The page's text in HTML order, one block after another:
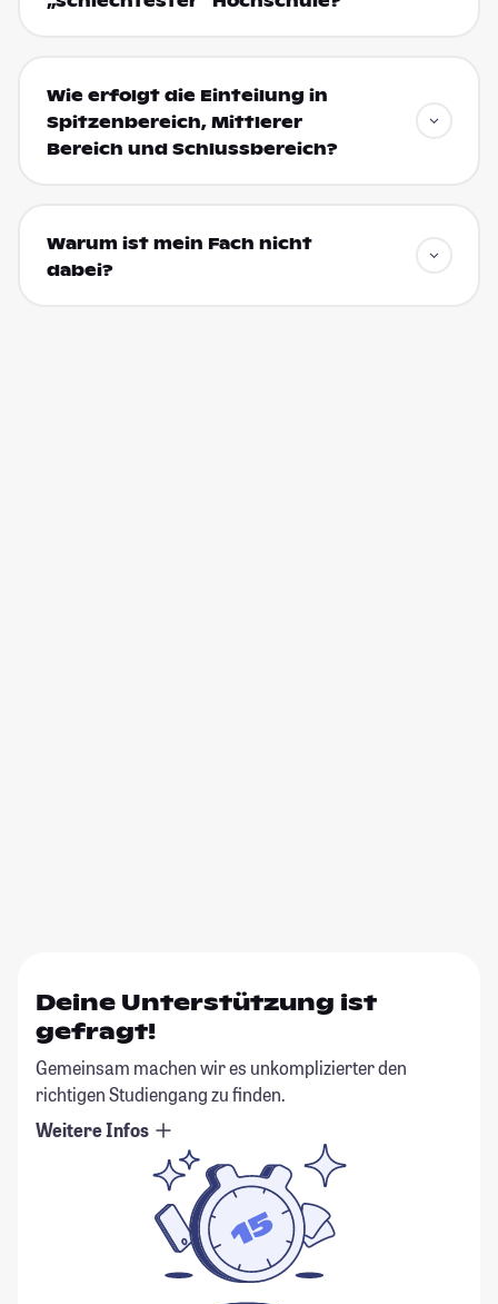
Wie erfolgt die Einteilung in
Spitzenbereich, Mittlerer
Bereich und Schlussbereich?
Warum ist mein Fach nicht
dabei?
Deine Unterstützung ist
gefragt!
Gemeinsam machen wir es unkomplizierter den
richtigen Studiengang zu finden.
Weitere Infos